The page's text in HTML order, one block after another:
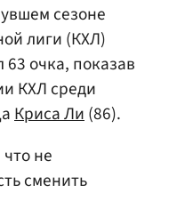
сезоне
лиги (КХЛ)
очка, показав
КХЛ среди
Криса Ли(86).
что не
сменить